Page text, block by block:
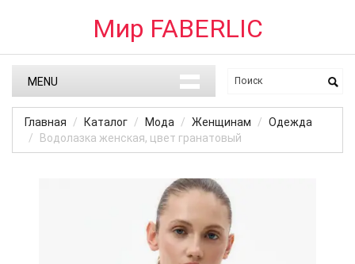
Мир FABERLIC
MENU
Главная Каталог Мода Женщинам
Одежда
Водолазка женская, цвет гранатовый